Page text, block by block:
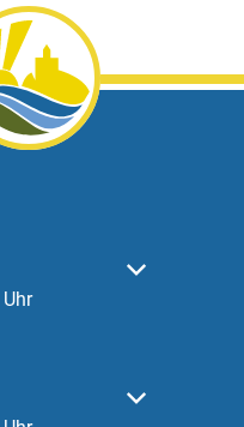
oder Schließzeiten
oder Schließzeiten